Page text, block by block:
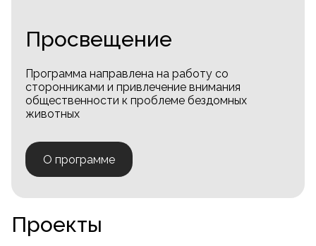
Просвещение
Программа направлена на работу со
сторонниками и привлечение внимания
общественности к проблеме бездомных
животных
О программе
Проекты